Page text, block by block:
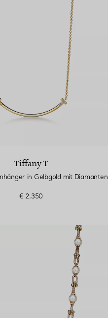
Tiffany T
in Gelbgold mit Diamanten
€ 2.350